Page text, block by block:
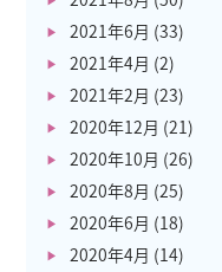
2021年6月 (33)
2021年4月 (2)
2021年2月 (23)
2020年12月 (21)
2020年10月 (26)
2020年8月 (25)
2020年6月 (18)
2020年4月 (14)